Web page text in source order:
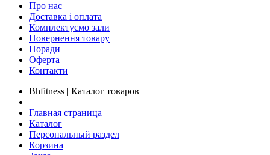
Про нас
Доставка і оплата
Комплектуємо зали
Повернення товару
Поради
Оферта
Контакти
Bhfitness | Каталог товаров
Главная страница
Каталог
Персональный раздел
Корзина